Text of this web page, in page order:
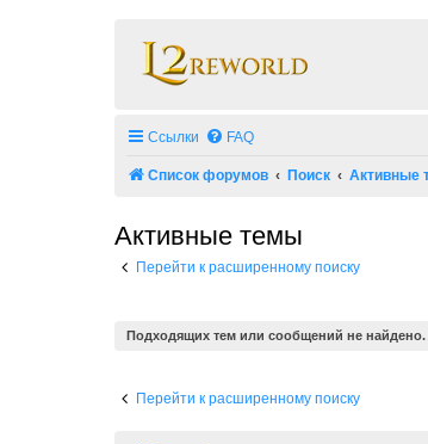
Ссылки FAQ
Список форумов Поиск Активные
Активные темы
Перейти к расширенному поиску
Подходящих тем или сообщений не найдено.
Перейти к расширенному поиску